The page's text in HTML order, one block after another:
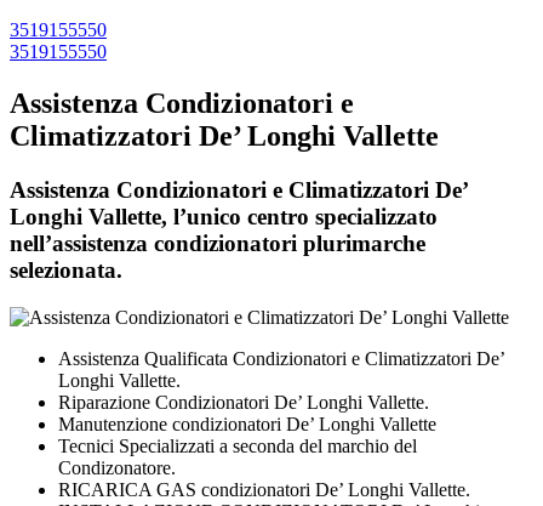
3519155550
3519155550
Assistenza Condizionatori e
Climatizzatori De’ Longhi Vallette
Assistenza Condizionatori e Climatizzatori De’
Longhi Vallette, l’unico centro specializzato
nell’assistenza condizionatori plurimarche
selezionata.
Assistenza Qualificata Condizionatori e Climatizzatori De’
Longhi Vallette.
Riparazione Condizionatori De’ Longhi Vallette.
Manutenzione condizionatori De’ Longhi Vallette
Tecnici Specializzati a seconda del marchio del
Condizonatore.
RICARICA GAS condizionatori De’ Longhi Vallette.